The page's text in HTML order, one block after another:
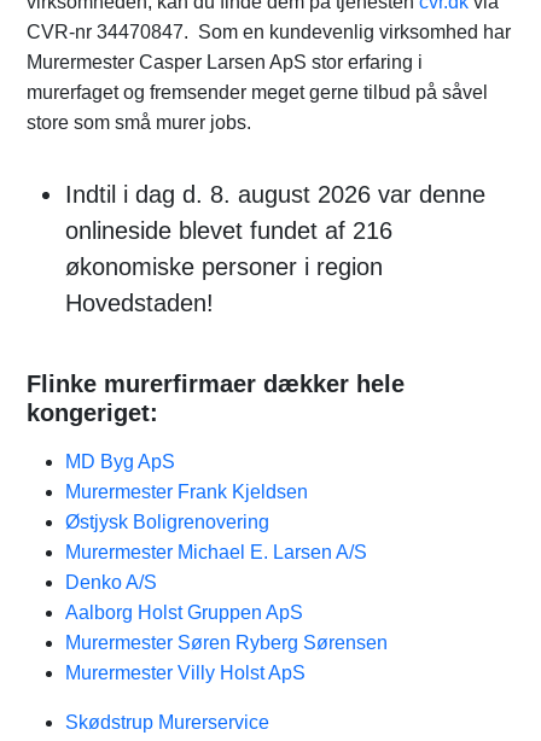
CVR-nr 34470847. Som en kundevenlig virksomhed har
Murermester Casper Larsen ApS stor erfaring i
murerfaget og fremsender meget gerne tilbud på såvel
store som små murer jobs.
Indtil i dag d. 8. august 2026 var denne
onlineside blevet fundet af 216
økonomiske personer i region
Hovedstaden!
Flinke murerfirmaer dækker hele
kongeriget:
MD Byg ApS
Murermester Frank Kjeldsen
Østjysk Boligrenovering
Murermester Michael E. Larsen A/S
Denko A/S
Aalborg Holst Gruppen ApS
Murermester Søren Ryberg Sørensen
Murermester Villy Holst ApS
Skødstrup Murerservice